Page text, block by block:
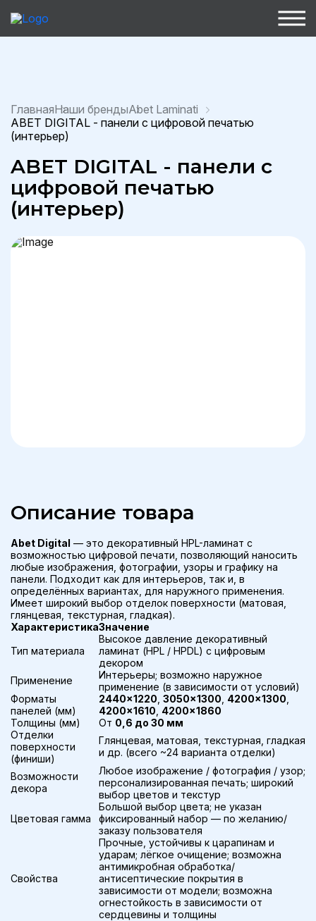
ГлавнаяНаши брендыAbet Laminati
ABET DIGITAL - панели с цифровой печатью
(интерьер)
ABET DIGITAL - панели с
цифровой печатью
(интерьер)
Описание товара
Abet Digital — это декоративный HPL-ламинат с
возможностью цифровой печати, позволяющий наносить
любые изображения, фотографии, узоры и графику на
панели. Подходит как для интерьеров, так и, в
определённых вариантах, для наружного применения.
Имеет широкий выбор отделок поверхности (матовая,
глянцевая, текстурная, гладкая).
ХарактеристикаЗначение
Тип материала
Высокое давление декоративный
ламинат (HPL / HPDL) с цифровым
декором
Применение
Интерьеры; возможно наружное
применение (в зависимости от условий)
Форматы
панелей (мм)
2440×1220 3050×1300 4200×1300
4200×1610 4200×1860
Толщины (мм)
От 0,6 до 30 мм
Отделки
поверхности
(финиши)
Глянцевая, матовая, текстурная, гладкая
и др. (всего ~24 варианта отделки)
Возможности
декора
Любое изображение / фотография / узор;
персонализированная печать; широкий
выбор цветов и текстур
Цветовая гамма
Большой выбор цвета; не указан
фиксированный набор — по желанию/
заказу пользователя
Свойства
Прочные, устойчивы к царапинам и
ударам; лёгкое очищение; возможна
антимикробная обработка/
антисептические покрытия в
зависимости от модели; возможна
огнестойкость в зависимости от
сердцевины и толщины